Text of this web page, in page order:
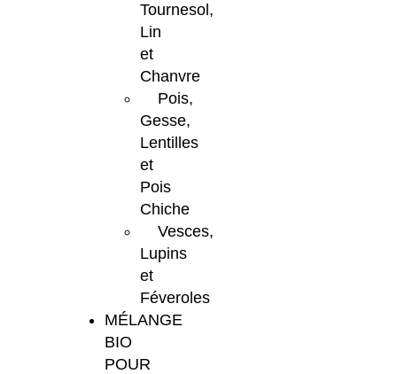
Tournesol,
Lin
et
Chanvre
Pois,
Gesse,
Lentilles
et
Pois
Chiche
Vesces,
Lupins
et
Féveroles
MÉLANGE
BIO
POUR